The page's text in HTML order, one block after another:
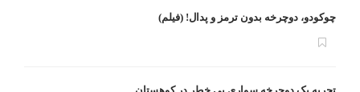
چوکودو، دوچرخه بدون ترمز و پدال! (فیلم)